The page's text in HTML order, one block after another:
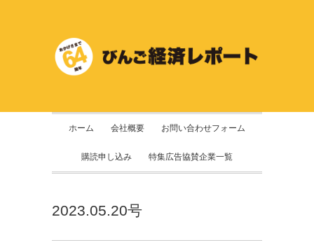
ホーム 会社概要 お問い合わせフォーム
購読申し込み 特集広告協賛企業一覧
2023.05.20号